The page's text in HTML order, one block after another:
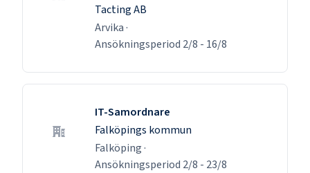
Tacting AB
Arvika ·
Ansökningsperiod 2/8 - 16/8
IT-Samordnare
Falköpings kommun
Falköping ·
Ansökningsperiod 2/8 - 23/8